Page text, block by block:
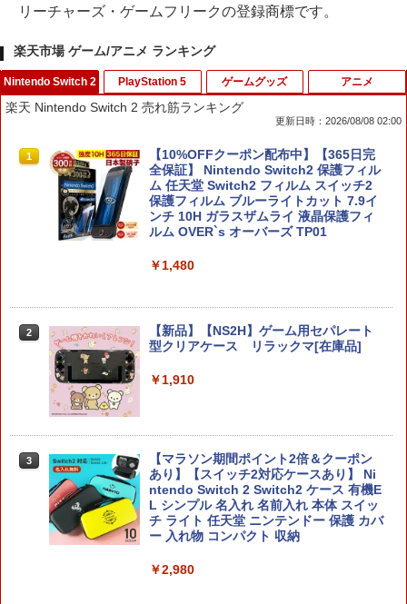
リーチャーズ・ゲームフリークの登録商標です。
楽天市場 ゲーム/アニメ ランキング
Nintendo Switch 2
楽天 Nintendo Switch 2 売れ筋ランキング
更新日時：2026/08/08 02:00
1
【10%OFFクーポン配布中】【365日完
全保証】 Nintendo Switch2 保護フィル
ム 任天堂 Switch2 フィルム スイッチ2
保護フィルム ブルーライトカット 7.9イ
ンチ 10H ガラスザムライ 液晶保護フィ
ルム OVER`s オーバーズ TP01
￥1,480
2
【新品】【NS2H】ゲーム用セパレート
型クリアケース リラックマ[在庫品]
￥1,910
3
【マラソン期間ポイント2倍＆クーポン
あり】【スイッチ2対応ケースあり】 Ni
ntendo Switch 2 Switch2 ケース 有機E
L シンプル 名入れ 名前入れ 本体 スイッ
チ ライト 任天堂 ニンテンドー 保護 カバ
ー 入れ物 コンパクト 収納
￥2,980
PlayStation 5 ゲームグッズ アニメ